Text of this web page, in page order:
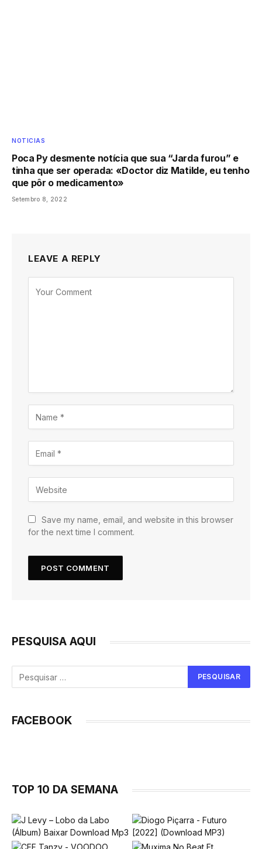
NOTICIAS
Poca Py desmente notícia que sua “Jarda furou” e
tinha que ser operada: «Doctor diz Matilde, eu tenho
que pôr o medicamento»
Setembro 8, 2022
LEAVE A REPLY
Save my name, email, and website in this browser
for the next time I comment.
PESQUISA AQUI
FACEBOOK
TOP 10 DA SEMANA